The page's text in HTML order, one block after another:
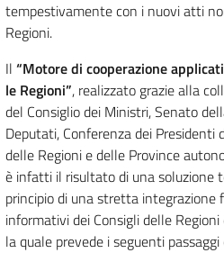
tempestivamente con i nuovi atti
Regioni.
Il “Motore di cooperazione
le Regioni”, realizzato grazie alla
del Consiglio dei Ministri, Senato
Deputati, Conferenza dei
delle Regioni e delle Province
è infatti il risultato di una soluzione
principio di una stretta integrazione
informativi dei Consigli delle
la quale prevede i seguenti